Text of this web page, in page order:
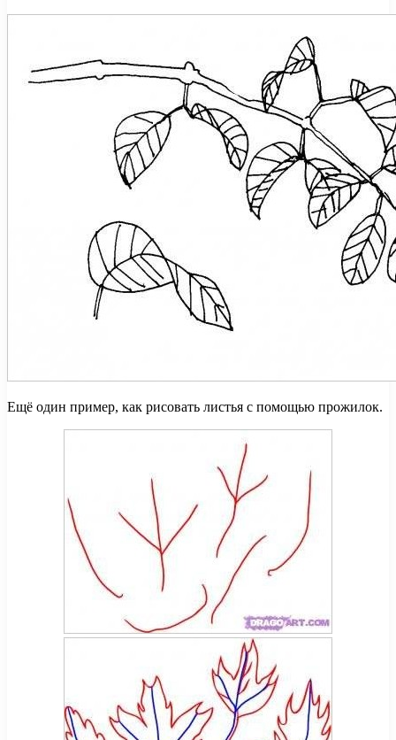
Ещё один пример, как рисовать листья с помощью прожилок.